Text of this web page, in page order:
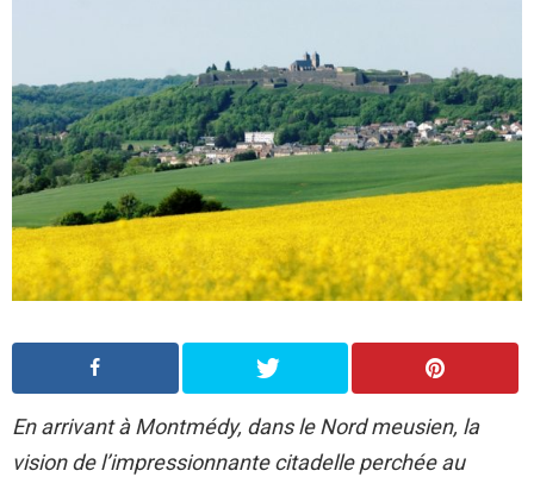
En arrivant à Montmédy, dans le Nord meusien, la
vision de l’impressionnante citadelle perchée au